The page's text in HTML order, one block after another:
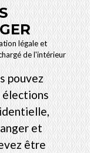
légale et
de l'intérieur
pouvez
élections
et
être